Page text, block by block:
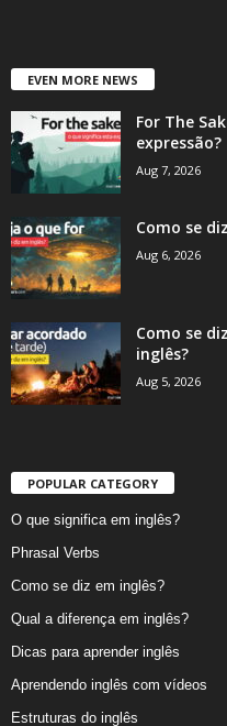
EVEN MORE NEWS
For The
expressão?
Aug 7, 2026
Como se
Aug 6, 2026
Como se
inglês?
Aug 5, 2026
POPULAR CATEGORY
O que significa em inglês?
Phrasal Verbs
Como se diz em inglês?
Qual a diferença em inglês?
Dicas para aprender inglês
Aprendendo inglês com vídeos
Estruturas do inglês